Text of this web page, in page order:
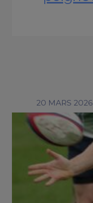
20 MARS 2026